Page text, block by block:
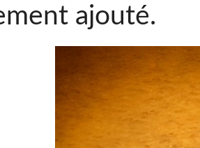
ajouté.